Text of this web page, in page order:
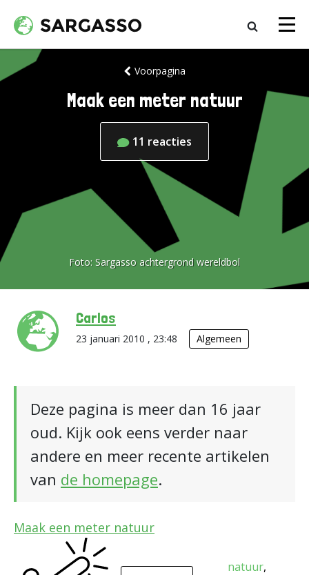
Voorpagina
Maak een meter natuur
11 reacties
Foto: Sargasso achtergrond wereldbol
Carlos
23 januari 2010 , 23:48 Algemeen
Deze pagina is meer dan 16 jaar
oud. Kijk ook eens verder naar
andere en meer recente artikelen
van de homepage.
Maak een meter natuur
natuur